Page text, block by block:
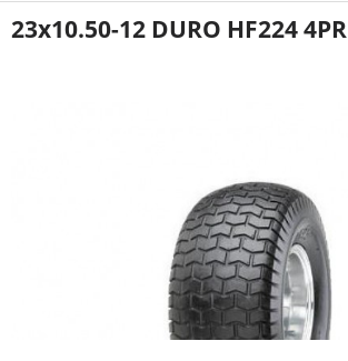
23x10.50-12 DURO HF224 4PR